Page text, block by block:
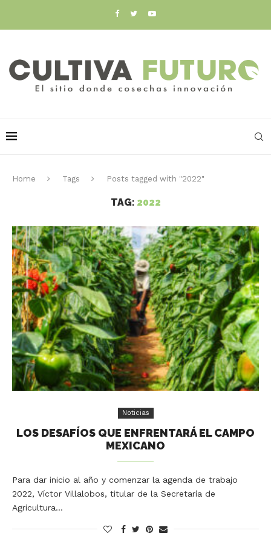
Home Tags Posts tagged with "2022"
TAG: 2022
Noticias
LOS DESAFÍOS QUE ENFRENTARÁ EL CAMPO
MEXICANO
Para dar inicio al año y comenzar la agenda de trabajo
2022, Víctor Villalobos, titular de la Secretaría de
Agricultura…